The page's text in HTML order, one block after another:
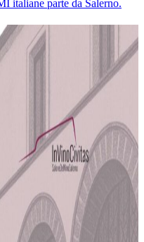
italiane parte da Salerno.